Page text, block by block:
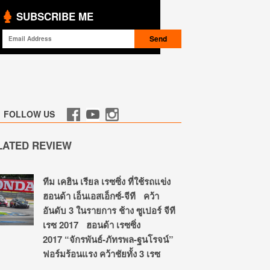
SUBSCRIBE ME
FOLLOW US
REVIEW
ทีม เคฮิน เรียล เรซซิ่ง ที่ใช้รถแข่ง
ฮอนด้า เอ็นเอสเอ็กซ์-จีที คว้า
อันดับ 3 ในรายการ ช้าง ซูเปอร์ จีที
เรซ 2017 ฮอนด้า เรซซิ่ง
2017 “จักรพันธ์-ภัทรพล-ฐนโรจน์”
ฟอร์มร้อนแรง คว้าชัยทั้ง 3 เรซ